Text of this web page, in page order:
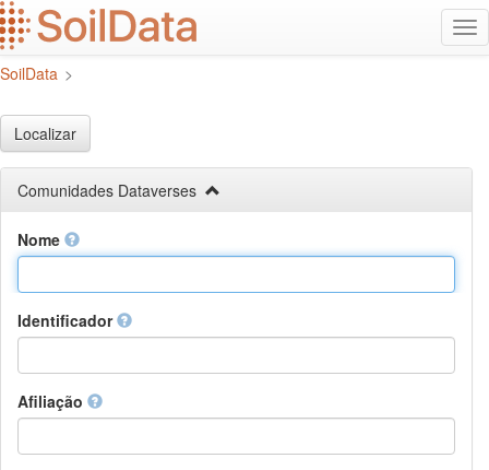
Ir
para
o
conteúdo
SoilData >
Localizar
Comunidades Dataverses
Nome
Identificador
Afiliação